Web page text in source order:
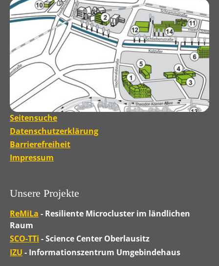
Seitensuche
Datenschutzerklärung
Barrierefreiheit
Impressum
Unsere Projekte
ReMiLa - Resiliente Microcluster im ländlichen
Raum
SCO-TTi - Science Center Oberlausitz
IZU - Informationszentrum Umgebindehaus